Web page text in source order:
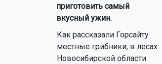
приготовить самый
вкусный ужин.
Как рассказали Горсайту
местные грибники, в лесах
Новосибирской области